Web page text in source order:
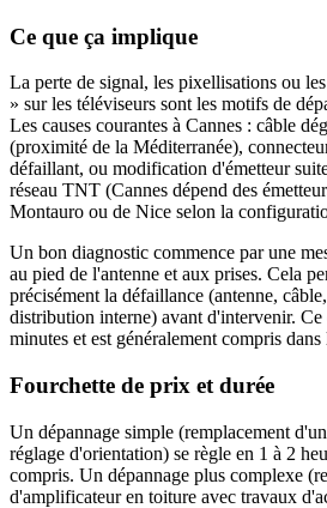
Ce que ça implique
La perte de signal, les pixellisations ou
» sur les téléviseurs sont les motifs de
Les causes courantes à Cannes : câble
(proximité de la Méditerranée),
défaillant, ou modification d'émetteur
réseau TNT (Cannes dépend des
Montauro ou de Nice selon la
Un bon diagnostic commence par une
au pied de l'antenne et aux prises. Cela
précisément la défaillance (antenne,
distribution interne) avant d'intervenir.
minutes et est généralement compris
Fourchette de prix et durée
Un dépannage simple (remplacement
réglage d'orientation) se règle en 1 à 2
compris. Un dépannage plus complexe
d'amplificateur en toiture avec travaux